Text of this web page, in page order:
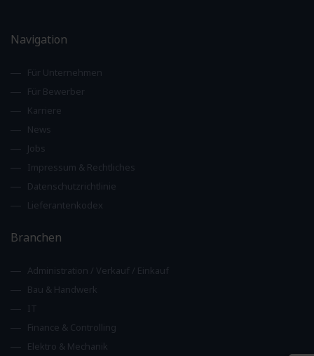
Navigation
Für Unternehmen
Für Bewerber
Karriere
News
Jobs
Impressum & Rechtliches
Datenschutzrichtlinie
Lieferantenkodex
Branchen
Administration / Verkauf / Einkauf
Bau & Handwerk
IT
Finance & Controlling
Elektro & Mechanik